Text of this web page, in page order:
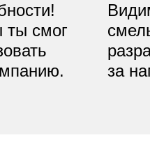
ты смог
за